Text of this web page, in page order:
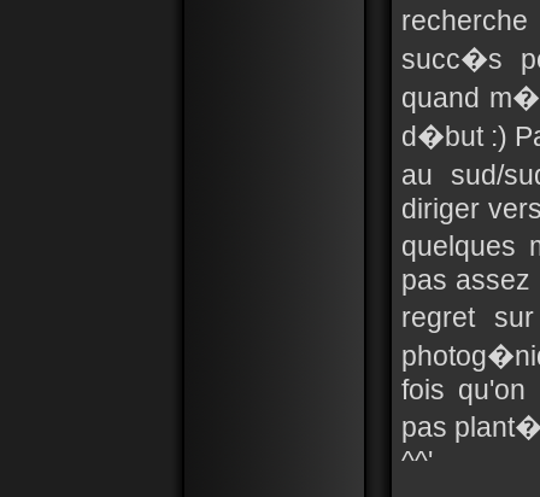
succ�s
quand
d�but :)
au sud/
diriger
quelques
pas
regret
fois qu'on
pas
^^'